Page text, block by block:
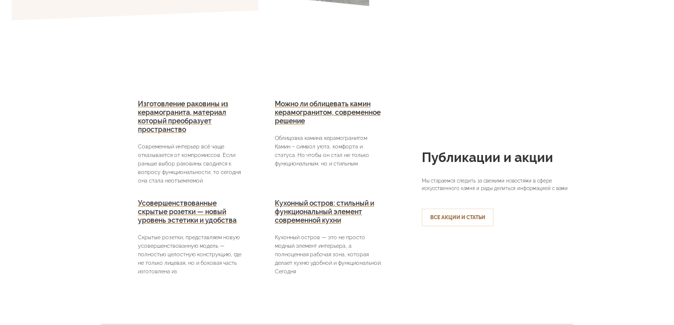
Публикации и акции
Мы стараемся следить за свежими новостями в сфере
искусственного камня и рады делиться информацией с вами
ВСЕ АКЦИИ И СТАТЬИ
Изготовление раковины из
керамогранита, материал
который преобразует
пространство
Современный интерьер всё чаще
отказывается от компромиссов. Если
раньше выбор раковины сводился к
вопросу функциональности, то сегодня
она стала неотъемлемой
Можно ли облицевать камин
керамогранитом, современное
решение
Облицовка камина керамогранитом
Камин – символ уюта, комфорта и
статуса. Но чтобы он стал не только
функциональным, но и стильным
Усовершенствованные
скрытые розетки — новый
уровень эстетики и удобства
Скрытые розетки, представляем новую
усовершенствованную модель —
полностью целостную конструкцию, где
не только лицевая, но и боковая часть
изготовлена из
Кухонный остров: стильный и
функциональный элемент
современной кухни
Кухонный остров — это не просто
модный элемент интерьера, а
полноценная рабочая зона, которая
делает кухню удобной и функциональной.
Сегодня